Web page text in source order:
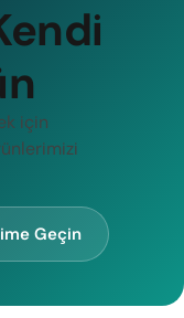
için
Geçin